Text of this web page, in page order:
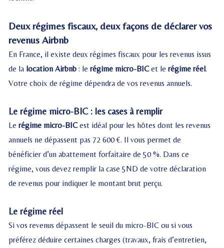
Deux régimes fiscaux, deux façons de déclarer vos
revenus Airbnb
En France, il existe deux régimes fiscaux pour les revenus issus
de la location Airbnb : lerégime micro-BICet lerégime réel.
Votre choix de régime dépendra de vos revenus annuels.
Le régime micro-BIC : les cases à remplir
Lerégime micro-BICest idéal pour les hôtes dont les revenus
annuels ne dépassent pas 72 600 €. Il vous permet de
bénéficier d’un abattement forfaitaire de 50 %. Dans ce
régime, vous devez remplir la case 5ND de votre déclaration
de revenus pour indiquer le montant brut perçu.
Le régime réel
Si vos revenus dépassent le seuil du micro-BIC ou si vous
préférez déduire certaines charges (travaux, frais d’entretien,